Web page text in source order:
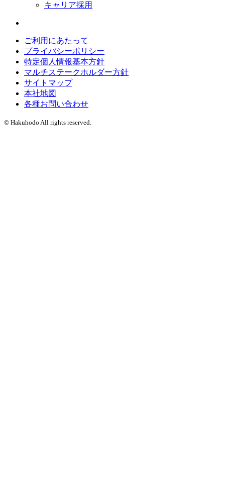
キャリア採用
ご利用にあたって
プライバシーポリシー
特定個人情報基本方針
マルチステークホルダー方針
サイトマップ
本社地図
各種お問い合わせ
© Hakuhodo All rights reserved.